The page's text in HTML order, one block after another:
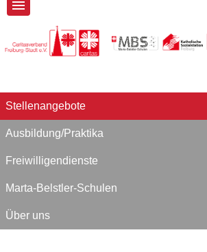
Stellenangebote
Ausbildung/Praktika
Freiwilligendienste
Marta-Belstler-Schulen
Über uns